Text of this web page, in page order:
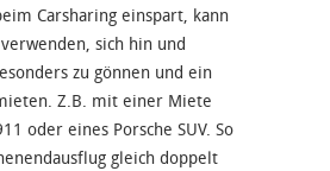
Carsharing einspart, kann
sich hin und
zu gönnen und ein
. Z.B. mit einer Miete
oder eines Porsche SUV. So
gleich doppelt